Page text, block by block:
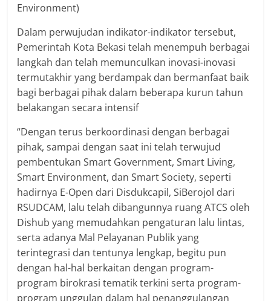
Environment)
Dalam perwujudan indikator-indikator tersebut,
Pemerintah Kota Bekasi telah menempuh berbagai
langkah dan telah memunculkan inovasi-inovasi
termutakhir yang berdampak dan bermanfaat baik
bagi berbagai pihak dalam beberapa kurun tahun
belakangan secara intensif
“Dengan terus berkoordinasi dengan berbagai
pihak, sampai dengan saat ini telah terwujud
pembentukan Smart Government, Smart Living,
Smart Environment, dan Smart Society, seperti
hadirnya E-Open dari Disdukcapil, SiBerojol dari
RSUDCAM, lalu telah dibangunnya ruang ATCS oleh
Dishub yang memudahkan pengaturan lalu lintas,
serta adanya Mal Pelayanan Publik yang
terintegrasi dan tentunya lengkap, begitu pun
dengan hal-hal berkaitan dengan program-
program birokrasi tematik terkini serta program-
program unggulan dalam hal penanggulangan